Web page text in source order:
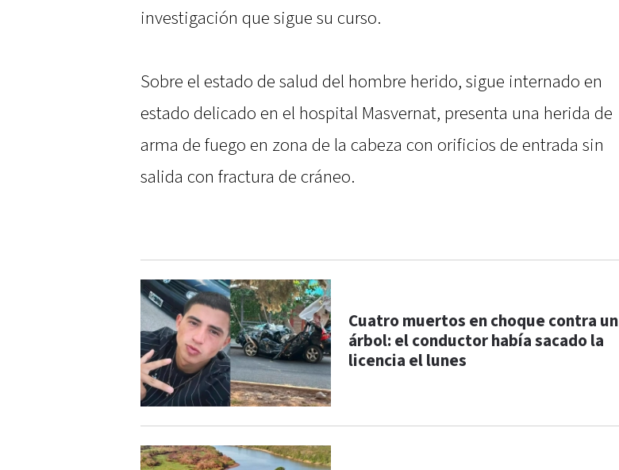
investigación que sigue su curso.
Sobre el estado de salud del hombre herido, sigue internado en
estado delicado en el hospital Masvernat, presenta una herida de
arma de fuego en zona de la cabeza con orificios de entrada sin
salida con fractura de cráneo.
Cuatro muertos en choque contra un
árbol: el conductor había sacado la
licencia el lunes